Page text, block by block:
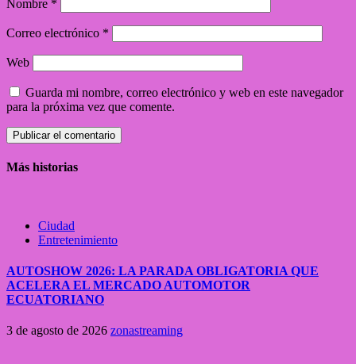
Nombre *
Correo electrónico *
Web
Guarda mi nombre, correo electrónico y web en este navegador
para la próxima vez que comente.
Más historias
Ciudad
Entretenimiento
AUTOSHOW 2026: LA PARADA OBLIGATORIA QUE
ACELERA EL MERCADO AUTOMOTOR
ECUATORIANO
3 de agosto de 2026 zonastreaming